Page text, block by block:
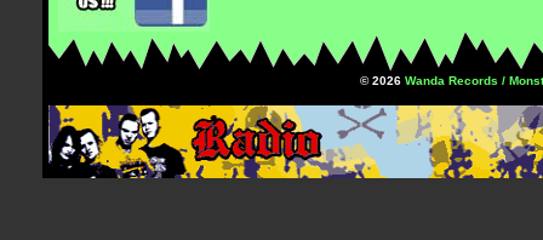
© 2026 Wanda Records /